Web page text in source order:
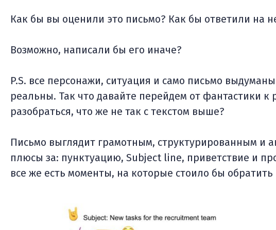
Как бы вы оценили это письмо? Как бы ответили на
Возможно, написали бы его иначе?
P.S. все персонажи, ситуация и само письмо
реальны. Так что давайте перейдем от фантастики к
разобраться, что же не так с текстом выше?
Письмо выглядит грамотным, структурированным и
плюсы за: пунктуацию, Subject line, приветствие и
все же есть моменты, на которые стоило бы